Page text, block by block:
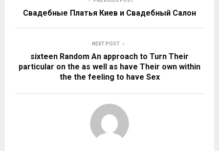
Свадебные Платья Киев и Свадебный Салон
NEXT POST
sixteen Random An approach to Turn Their
particular on the as well as have Their own within
the the feeling to have Sex